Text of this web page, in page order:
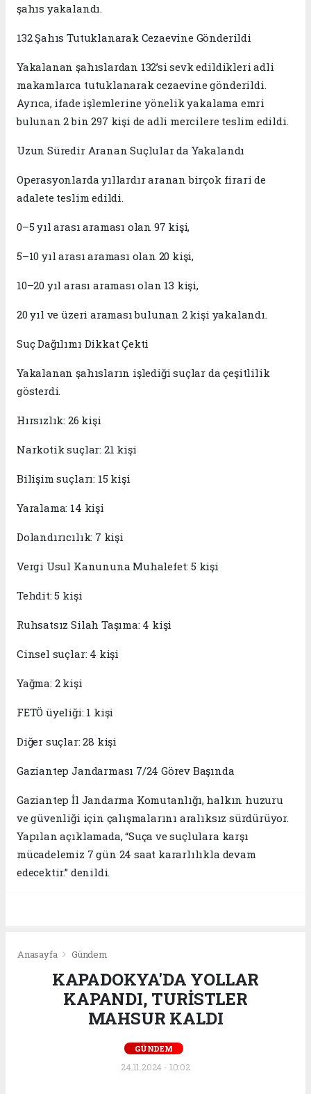
şahıs yakalandı.
132 Şahıs Tutuklanarak Cezaevine Gönderildi
Yakalanan şahıslardan 132’si sevk edildikleri adli
makamlarca tutuklanarak cezaevine gönderildi.
Ayrıca, ifade işlemlerine yönelik yakalama emri
bulunan 2 bin 297 kişi de adli mercilere teslim edildi.
Uzun Süredir Aranan Suçlular da Yakalandı
Operasyonlarda yıllardır aranan birçok firari de
adalete teslim edildi.
0–5 yıl arası araması olan 97 kişi,
5–10 yıl arası araması olan 20 kişi,
10–20 yıl arası araması olan 13 kişi,
20 yıl ve üzeri araması bulunan 2 kişi yakalandı.
Suç Dağılımı Dikkat Çekti
Yakalanan şahısların işlediği suçlar da çeşitlilik
gösterdi.
Hırsızlık: 26 kişi
Narkotik suçlar: 21 kişi
Bilişim suçları: 15 kişi
Yaralama: 14 kişi
Dolandırıcılık: 7 kişi
Vergi Usul Kanununa Muhalefet: 5 kişi
Tehdit: 5 kişi
Ruhsatsız Silah Taşıma: 4 kişi
Cinsel suçlar: 4 kişi
Yağma: 2 kişi
FETÖ üyeliği: 1 kişi
Diğer suçlar: 28 kişi
Gaziantep Jandarması 7/24 Görev Başında
Gaziantep İl Jandarma Komutanlığı, halkın huzuru
ve güvenliği için çalışmalarını aralıksız sürdürüyor.
Yapılan açıklamada, “Suça ve suçlulara karşı
mücadelemiz 7 gün 24 saat kararlılıkla devam
edecektir.” denildi.
Anasayfa Gündem
KAPADOKYA'DA YOLLAR
KAPANDI, TURİSTLER
MAHSUR KALDI
GÜNDEM
24.11.2024 - 10:02